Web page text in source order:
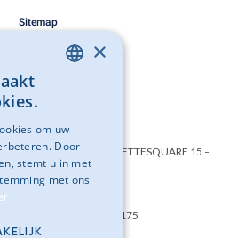
Sitemap
Cookie Policy
Privacy Policy
VZW – SAINCTELETTESQUARE 15 –
1000 BRUSSEL
BE0501 754 175
×
om uw
Door
stemt u in met
met ons